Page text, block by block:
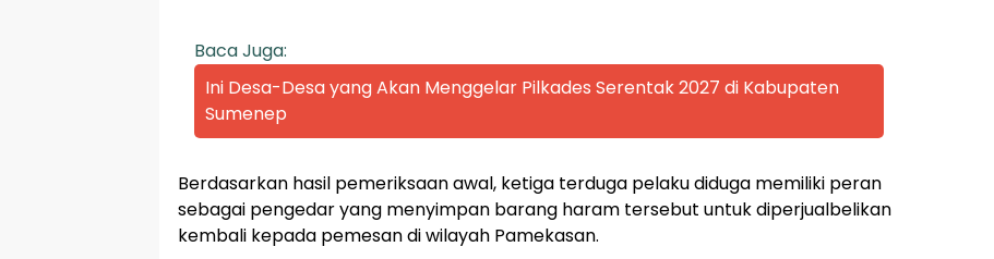
Baca Juga:
Ini Desa-Desa yang Akan Menggelar Pilkades Serentak 2027 di Kabupaten
Sumenep
Berdasarkan hasil pemeriksaan awal, ketiga terduga pelaku diduga memiliki peran
sebagai pengedar yang menyimpan barang haram tersebut untuk diperjualbelikan
kembali kepada pemesan di wilayah Pamekasan.